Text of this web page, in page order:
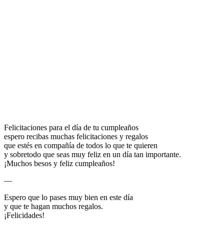
Felicitaciones para el día de tu cumpleaños
espero recibas muchas felicitaciones y regalos
que estés en compañía de todos lo que te quieren
y sobretodo que seas muy feliz en un día tan importante.
¡Muchos besos y feliz cumpleaños!
—
Espero que lo pases muy bien en este día
y que te hagan muchos regalos.
¡Felicidades!